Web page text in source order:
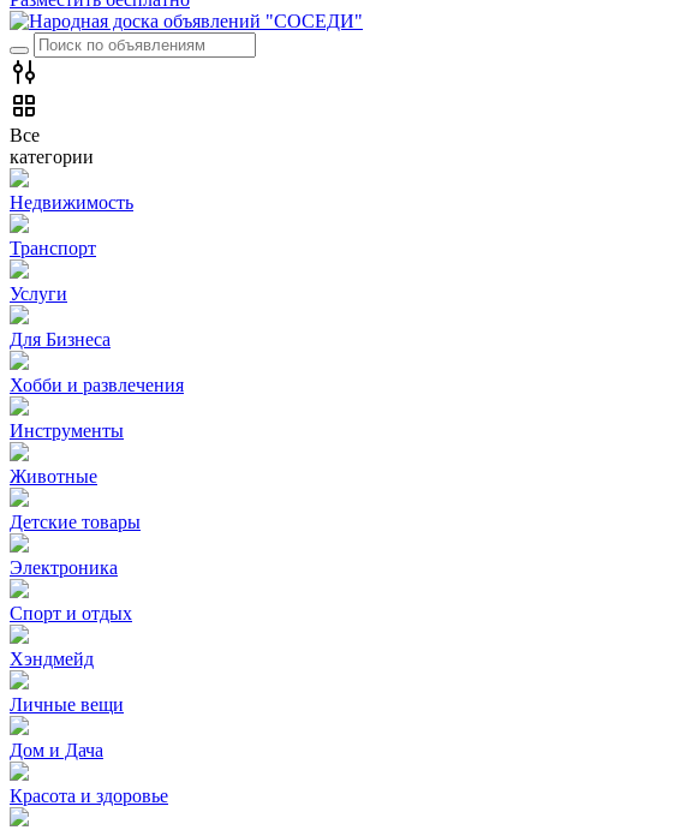
Все
категории
Недвижимость
Транспорт
Услуги
Для Бизнеса
Хобби и развлечения
Инструменты
Животные
Детские товары
Электроника
Спорт и отдых
Хэндмейд
Личные вещи
Дом и Дача
Красота и здоровье